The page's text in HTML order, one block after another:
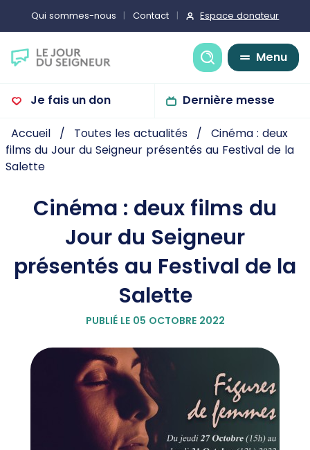
Qui sommes-nous Contact Espace donateur
Recherche
Menu
Je fais un don Dernière messe
Accueil Toutes les actualités
Cinéma : deux
films du Jour du Seigneur présentés au Festival de la
Salette
Cinéma : deux films du
Jour du Seigneur
présentés au Festival de la
Salette
PUBLIÉ LE 05 OCTOBRE 2022